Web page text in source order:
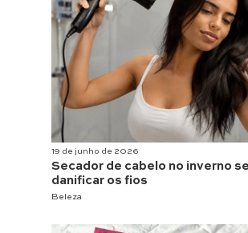
19 de junho de 2026
Secador de cabelo no inverno
danificar os fios
Beleza